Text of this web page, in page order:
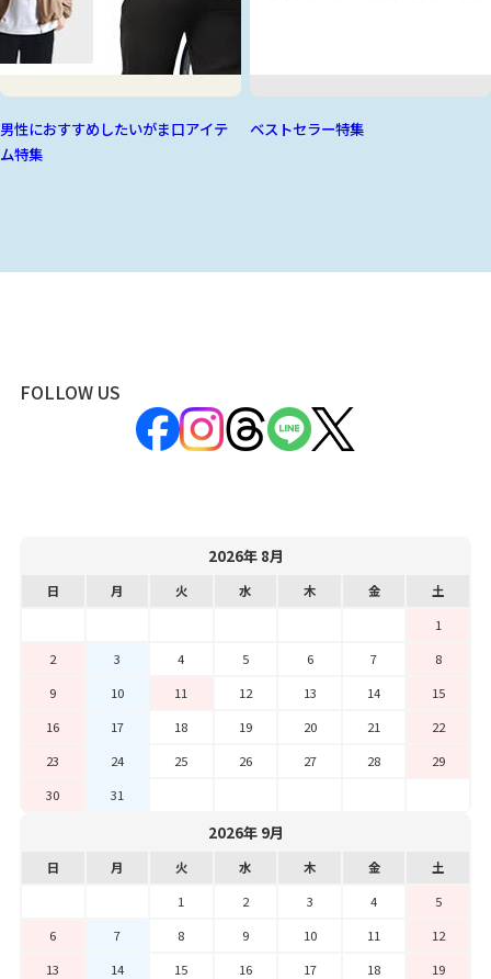
男性におすすめしたいがま口アイテ
ム特集
ベストセラー特集
FOLLOW US
2026年 8月
日 月 火 水 木 金
土
1
2
3 4 5 6 7
8
9
10 11 12 13 14
15
16
17 18 19 20 21
22
23
24 25 26 27 28
29
30
31
2026年 9月
日 月 火 水 木 金
土
1
2 3 4
5
6
7 8 9 10 11
12
13
14 15 16 17 18
19